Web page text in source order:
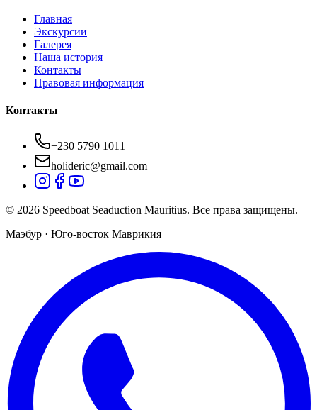
Главная
Экскурсии
Галерея
Наша история
Контакты
Правовая информация
Контакты
+230 5790 1011
holideric@gmail.com
© 2026 Speedboat Seaduction Mauritius. Все права защищены.
Маэбур · Юго-восток Маврикия